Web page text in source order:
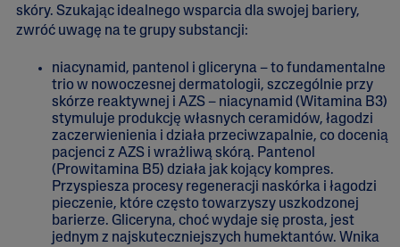
skóry. Szukając idealnego wsparcia dla swojej bariery,
zwróć uwagę na te grupy substancji:
niacynamid, pantenol i gliceryna – to fundamentalne
trio w nowoczesnej dermatologii, szczególnie przy
skórze reaktywnej i AZS – niacynamid (Witamina B3)
stymuluje produkcję własnych ceramidów, łagodzi
zaczerwienienia i działa przeciwzapalnie, co docenią
pacjenci z AZS i wrażliwą skórą. Pantenol
(Prowitamina B5) działa jak kojący kompres.
Przyspiesza procesy regeneracji naskórka i łagodzi
pieczenie, które często towarzyszy uszkodzonej
barierze. Gliceryna, choć wydaje się prosta, jest
jednym z najskuteczniejszych humektantów. Wnika